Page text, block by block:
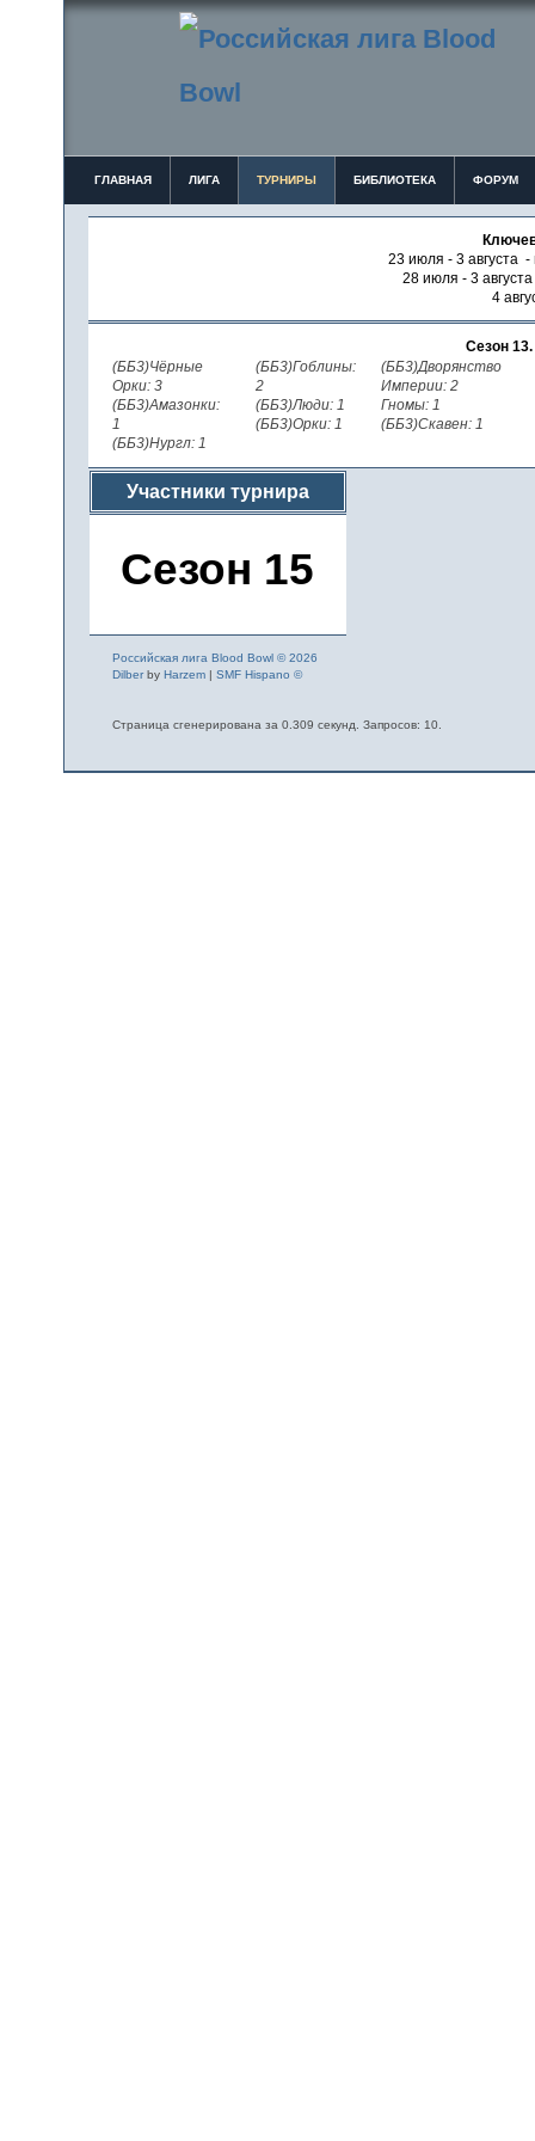
ГЛАВНАЯ ЛИГА ТУРНИРЫ БИБЛИОТЕКА ФОРУМ
23 июля - 3 августа -
28 июля - 3
4
Сезон 13.
(ББ3)Чёрные
Орки: 3
(ББ3)Амазонки:
1
(ББ3)Нургл: 1
(ББ3)Гоблины:
2
(ББ3)Люди: 1
(ББ3)Орки: 1
(ББ3)Дворянство
Империи: 2
Гномы: 1
(ББ3)Скавен: 1
Участники турнира
Сезон 15
Российская лига Blood Bowl © 2026
Dilberby Harzem| SMF Hispano ©
Страница сгенерирована за 0.309 секунд. Запросов: 10.